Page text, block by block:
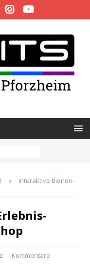
Interaktive Bienen-
Kommentare